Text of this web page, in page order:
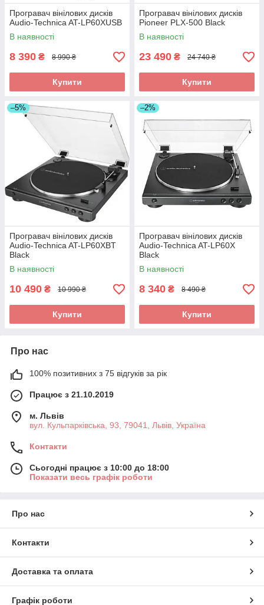
Програвач вінілових дисків
Audio-Technica AT-LP60XUSB
В наявності
8 390 ₴ 8 990 ₴
Купити
Програвач вінілових дисків
Pioneer PLX-500 Black
В наявності
23 490 ₴ 24 740 ₴
Купити
–5%
Програвач вінілових дисків
Audio-Technica AT-LP60XBT
Black
В наявності
10 490 ₴ 10 990 ₴
Купити
–2%
Програвач вінілових дисків
Audio-Technica AT-LP60X
Black
В наявності
8 340 ₴ 8 490 ₴
Купити
Про нас
100% позитивних з 75 відгуків за рік
Працює з 21.10.2019
м. Львів
вул. Кульпарківська, 93, 79041, Львів, Україна
Контакти
Сьогодні працює з 10:00 до 18:00
Показати весь графік роботи
Про нас
Контакти
Доставка та оплата
Графік роботи